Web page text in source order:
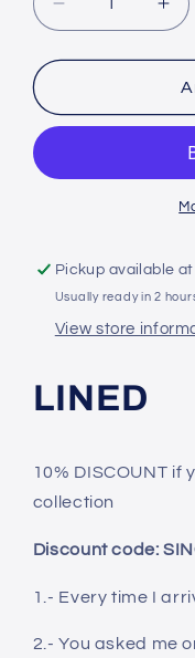
Decrease
quantity
for
Maravillas
time
port
for
port
Pickup available at
Usually ready in 2
View store
LINED
10% DISCOUNT if
collection
Discount code:
1.- Every time I
2.- You asked me